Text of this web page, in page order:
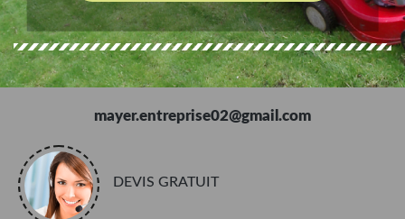
mayer.entreprise02@gmail.com
DEVIS GRATUIT